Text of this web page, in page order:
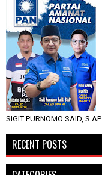
SIGIT PURNOMO SAID, S.AP
RECENT POSTS